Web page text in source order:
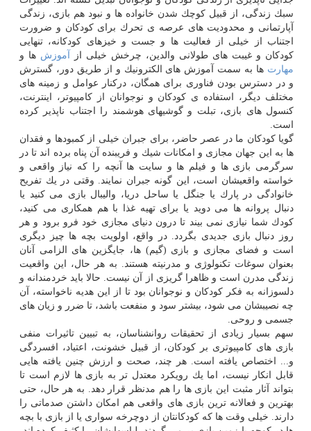
سبك زندگی، از قبیل كوچك شدن خانواده‏ ها و نبود هم بازی، زندگی
آپارتمانی و محدودیت ‏های عرصه ی تحرك برای كودكان و ضرورت
اجتناب از خیلی از فعالیت‏ ها و جست و خیزهای كودكانه، تنهایی
كودكان و غیبت‏ های طولانی والدین، چرخش خیلی از
آموزش ‏ها و
مهارت ها به سمت آموزش ‏های الكترونیك و از طریق دور، گسترش
و در دسترس بودن فناوری برای همگان، دركنار عوامل و زمینه‏ های
مختلف دیگر، استفاده ی كودكان و نوجوانان از كامپیوتر، اینترنت،
كنسول ‏های بازی، تبلت و گوشی‏های هوشمند را اجتناب‏ ناپذیر كرده
است.
گویا كودكان ما در عصر حاضر، برای جبران خیلی از كمبودها و فقدان
‏ها به این جهان مجازی و امكانات شیك و فریبنده آن پناه برده ‏اند تا در
سرگرمی بازی ‏ها و فیلم ‏ها و سایت‏ ها آنچه را كه نیاز واقعی و
خواسته واقعی‏شان است، این گونه جبران نمایند. وقتی در یك تفریح
خانوادگی در پارك یا جنگل یا ساحل دریا، والیبال بازی می كنید یا
دنبال پروانه‏ ها می دوید یا برای تهیه غذا با هم همكاری می كنید،
كودك شما نیازی نمی بیند تا درون دنیای مجازی خود فرو برود و هر
روز دنبال بازی جدیدی بگردد. در واقع، اولویت بچه ‏ها چیز دیگری
است و فضای مجازی و بازی (گیم) ها، جایگزین‏ های الزامی آنان
بعنوان سوغات تكنولوژی و مدرنیته هستند. به هر حال، این واقعیت
زندگی مدرن است و ظاهرا گریزی از آن نیست. حالا باید خردمندانه و
دلسوزانه به فكر كودكان و نوجوانان بود تا از این هدیه ناخواسته، آن
چه نصیب‏شان می‏ شود، بیشتر سود و منفعت باشد، تا ضرر و زیان ‏های
جسمی و روحی.
سهم بسیار زیادی از تحقیقات روانشناسان، به تبیین تاثیرات منفی
بازی‏ های كامپیوتری بر كودكان، از قبیل خشونت، اعتیاد، افسردگی
و... اختصاص یافته است. هر چند، صحت و ارزش چنین یافته ‏هایی
قابل انكار نیست، اما یك رویكرد معتدل‏ تر به بازی ‏ها لازم است تا
بتواند آثار مثبت این بازی ‏ها را هم مدنظر قرار دهد. به هر حال، حتی
بهترین و فعالانه‏ ترین بازی‏ های واقعی هم امكان داشتن صدماتی را
دارند. خیلی وقت ها كه كودكان‏تان از دوچرخه‏ سواری یا از بازی با بچه‏